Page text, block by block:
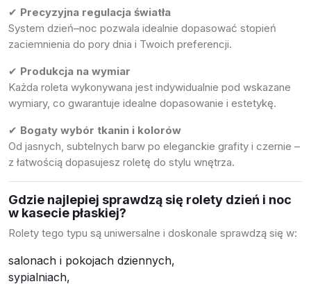
✔ Precyzyjna regulacja światła
System dzień–noc pozwala idealnie dopasować stopień
zaciemnienia do pory dnia i Twoich preferencji.
✔ Produkcja na wymiar
Każda roleta wykonywana jest indywidualnie pod wskazane
wymiary, co gwarantuje idealne dopasowanie i estetykę.
✔ Bogaty wybór tkanin i kolorów
Od jasnych, subtelnych barw po eleganckie grafity i czernie –
z łatwością dopasujesz roletę do stylu wnętrza.
Gdzie najlepiej sprawdzą się rolety dzień i noc
w kasecie płaskiej?
Rolety tego typu są uniwersalne i doskonale sprawdzą się w:
salonach i pokojach dziennych,
sypialniach,